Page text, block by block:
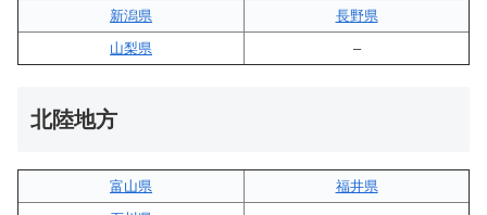
新潟県
長野県
山梨県
–
北陸地方
富山県
福井県